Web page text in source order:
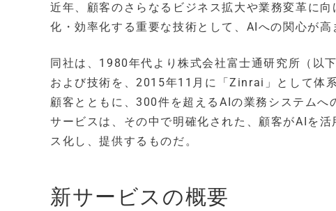
近年、顧客のさらなるビジネス拡大や業務変革に
化・効率化する重要な技術として、AIへの関心が高
同社は、1980年代より株式会社富士通研究所（以
および技術を、2015年11月に「Zinrai」として体
顧客とともに、300件を超えるAIの業務システム
サービスは、その中で明確化された、顧客がAIを
ス化し、提供するものだ。
新サービスの概要